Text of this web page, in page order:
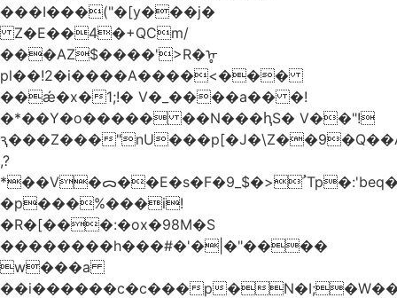
���I���("�[y���j�
Z�E��4�+QCm/
���AZ$����'>R�ᡎ
pl��!2�i����A����<���
��ǽ�x�1;!� V�_����a�� �!
�*��Y�o����� ��N���ԧS� V��"!
ԇ���Z���
,?
*��V�ᯅ��E�s�F�ﹸ<�$_9Tp�:'beq�Mfcn�oj�n��,�>N4�S+b���p1&}&�|
�p���%���i!
�R�[���:�ox�98M�S
��������h���#�'�|�"����
w���a
��i������c�c���p�